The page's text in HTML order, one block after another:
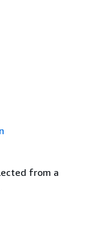
from a